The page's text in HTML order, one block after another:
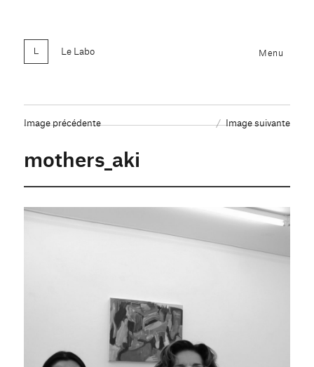
Le Labo Menu
Image précédente Image suivante
mothers_aki